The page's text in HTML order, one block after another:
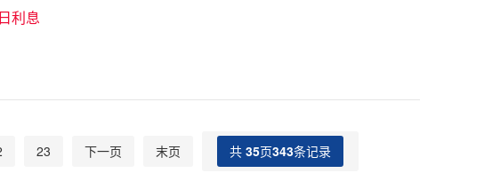
利息
23 下一页 末页 共 35页343条记录